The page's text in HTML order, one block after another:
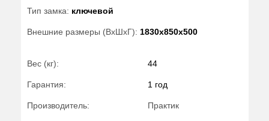
Тип замка: ключевой
Внешние размеры (ВхШхГ): 1830x850x500
Вес (кг): 44
Гарантия: 1 год
Производитель: Практик